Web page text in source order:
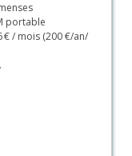
portable
€/ mois (200 €/an/